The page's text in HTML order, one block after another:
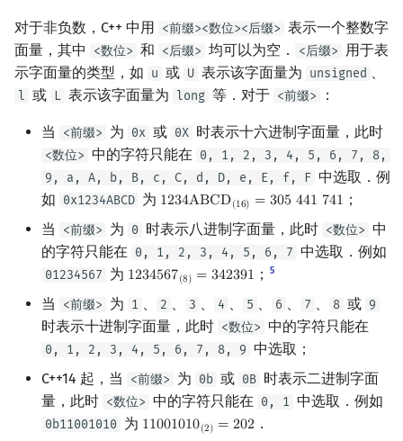
对于非负数，C++ 中用 <前缀><数位><后缀> 表示一个整数字
面量，其中
<数位> 和 <后缀> 均可以为空． <后缀> 用于表
示字面量的类型，如 u 或 U 表示该字面量为 unsigned 、
l 或 L 表示该字面量为 long 等．对于 <前缀> ：
当 <前缀> 为 0x 或 0X 时表示十六进制字面量，此时
<数位> 中的字符只能在 0, 1, 2, 3, 4, 5, 6, 7, 8,
9, a, A, b, B, c, C, d, D, e, E, f, F 中选取．例
如 0x1234ABCD 为 1234ABCD(16) = 305 441 741
1234ABCD(16)= 305 441 741
；
当
<前缀> 为 0 时表示八进制字面量，此时 <数位> 中
的字符只能在 0, 1, 2, 3, 4, 5, 6, 7 中选取．例如
01234567 为 1234567(8) = 342391
1234567(8) =342391 ； 5
当 <前缀> 为 1 、 2 、 3 、 4 、 5 、 6 、 7 、 8 或 9
时表示十进制字面量，此时 <数位> 中的字符只能在
0, 1, 2, 3, 4, 5, 6, 7, 8, 9 中选取；
C++14 起，当
<前缀> 为 0b 或 0B 时表示二进制字面
量，此时 <数位> 中的字符只能在 0, 1 中选取．例如
0b11001010 为 11001010(2) = 202
11001010(2) =202 ．